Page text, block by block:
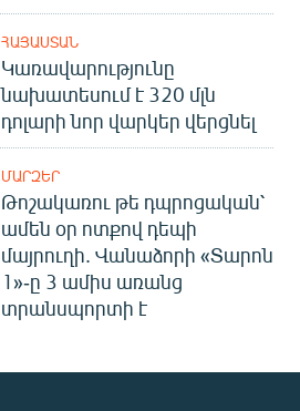
ՀԱՅԱՍՏԱՆ
Կառավարությունը
նախատեսում է 320 մլն
դոլարի նոր վարկեր վերցնել
ՄԱՐԶԵՐ
Թոշակառու թե դպրոցական՝
ամեն օր ոտքով դեպի
մայրուղի. Վանաձորի «Տարոն
1»-ը 3 ամիս առանց
տրանսպորտի է